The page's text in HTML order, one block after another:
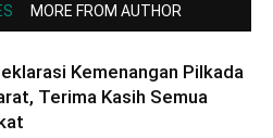
MORE FROM AUTHOR
Kemenangan Pilkada
Terima Kasih Semua